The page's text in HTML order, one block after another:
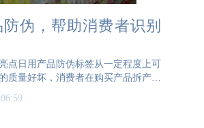
防伪，帮助消费者识别
点日用产品防伪标签从一定程度上可
质量好坏，消费者在购买产品拆产品
可见的防伪标签，可以让消费者首先
判断，防伪标签的美观度、质量、防